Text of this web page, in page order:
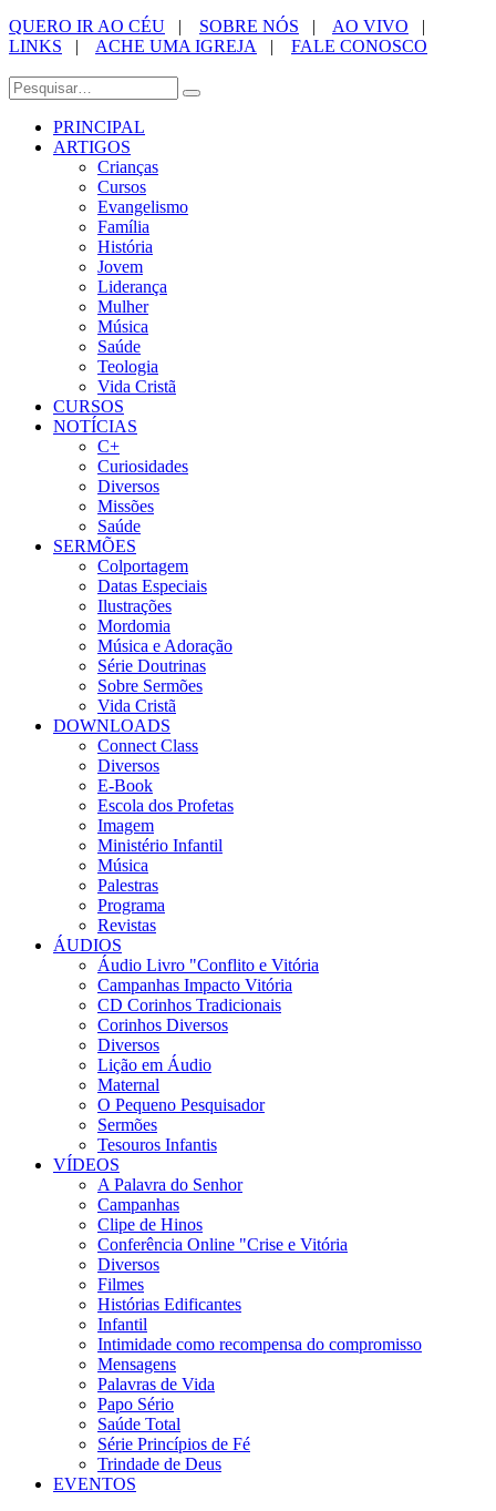
QUERO IR AO CÉU | SOBRE NÓS | AO VIVO |
LINKS | ACHE UMA IGREJA | FALE CONOSCO
PRINCIPAL
ARTIGOS
Crianças
Cursos
Evangelismo
Família
História
Jovem
Liderança
Mulher
Música
Saúde
Teologia
Vida Cristã
CURSOS
NOTÍCIAS
C+
Curiosidades
Diversos
Missões
Saúde
SERMÕES
Colportagem
Datas Especiais
Ilustrações
Mordomia
Música e Adoração
Série Doutrinas
Sobre Sermões
Vida Cristã
DOWNLOADS
Connect Class
Diversos
E-Book
Escola dos Profetas
Imagem
Ministério Infantil
Música
Palestras
Programa
Revistas
ÁUDIOS
Áudio Livro "Conflito e Vitória
Campanhas Impacto Vitória
CD Corinhos Tradicionais
Corinhos Diversos
Diversos
Lição em Áudio
Maternal
O Pequeno Pesquisador
Sermões
Tesouros Infantis
VÍDEOS
A Palavra do Senhor
Campanhas
Clipe de Hinos
Conferência Online "Crise e Vitória
Diversos
Filmes
Histórias Edificantes
Infantil
Intimidade como recompensa do compromisso
Mensagens
Palavras de Vida
Papo Sério
Saúde Total
Série Princípios de Fé
Trindade de Deus
EVENTOS